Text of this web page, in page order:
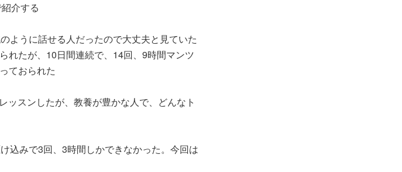
介する
ように話せる人だったので大丈夫と見ていた
れたが、10日間連続で、14回、9時間マンツ
ておられた
ッスンしたが、教養が豊かな人で、どんなト
込みで3回、3時間しかできなかった。今回は
きる範囲が狭いことが悩みだった